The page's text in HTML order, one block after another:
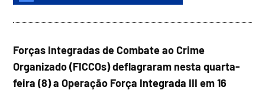
Forças Integradas de Combate ao Crime
Organizado (FICCOs) deflagraram nesta quarta-
feira (8) a Operação Força Integrada III em 16